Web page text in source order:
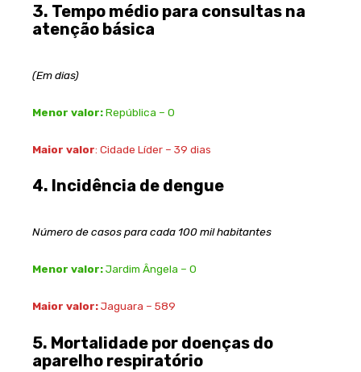
3. Tempo médio para consultas na
atenção básica
(Em dias)
Menor valor:República – 0
Maior valor: Cidade Líder – 39 dias
4. Incidência de dengue
Número de casos para cada 100 mil habitantes
Menor valor:Jardim Ângela – 0
Maior valor:Jaguara – 589
5. Mortalidade por doenças do
aparelho respiratório